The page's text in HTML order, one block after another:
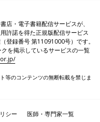
店・電子書籍配信サービスが、
許諾を得た正規版配信サービス
登録番号 第11091000号）です。
クを掲示しているサービスの一覧
等のコンテンツの無断転載を禁じま
シー
医師・専門家一覧